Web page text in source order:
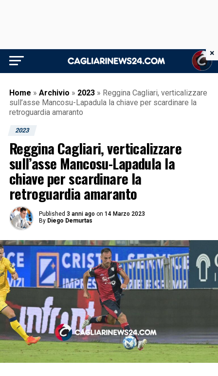
Home » Archivio » 2023 » Reggina Cagliari, verticalizzare
sull’asse Mancosu-Lapadula la chiave per scardinare la
retroguardia amaranto
2023
Reggina Cagliari, verticalizzare
sull’asse Mancosu-Lapadula la
chiave per scardinare la
retroguardia amaranto
Published 3 anni ago on 14 Marzo 2023
By Diego Demurtas
×